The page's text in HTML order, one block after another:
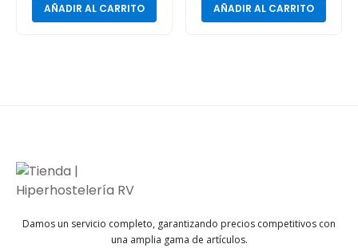
AÑADIR AL CARRITO AÑADIR AL CARRITO
Damos un servicio completo, garantizando precios competitivos con
una amplia gama de artículos.